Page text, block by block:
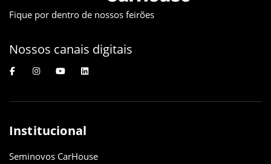
Fique por dentro de nossos feirões
Nossos canais digitais
Institucional
Seminovos CarHouse